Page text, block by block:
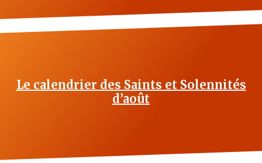
Le calendrier des Saints et Solennités
d’août